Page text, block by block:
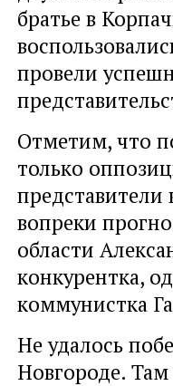
братье в
провели
Отметим, что
только
вопреки
области
конкурентка,
коммунистка
Не удалось
Новгороде.